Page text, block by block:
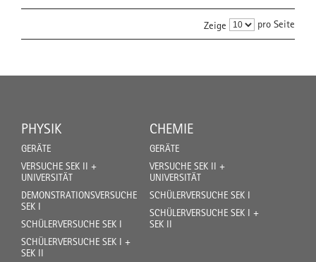
Zeige pro Seite
PHYSIK
GERÄTE
VERSUCHE SEK II +
UNIVERSITÄT
DEMONSTRATIONSVERSUCHE
SEK I
SCHÜLERVERSUCHE SEK I
SCHÜLERVERSUCHE SEK I +
SEK II
CHEMIE
GERÄTE
VERSUCHE SEK II +
UNIVERSITÄT
SCHÜLERVERSUCHE SEK I
SCHÜLERVERSUCHE SEK I +
SEK II